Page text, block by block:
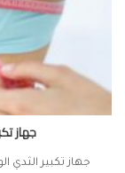
جهاز
جهاز تكبير الثدي